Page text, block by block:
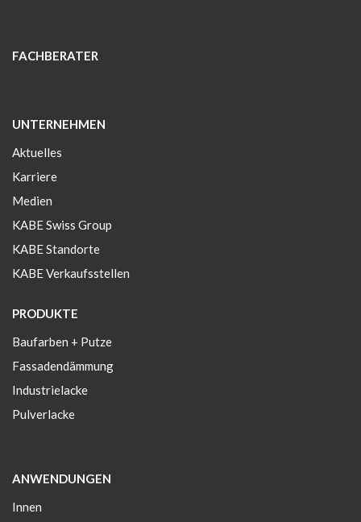
FACHBERATER
UNTERNEHMEN
Aktuelles
Karriere
Medien
KABE Swiss Group
KABE Standorte
KABE Verkaufsstellen
PRODUKTE
Baufarben + Putze
Fassadendämmung
Industrielacke
Pulverlacke
ANWENDUNGEN
Innen